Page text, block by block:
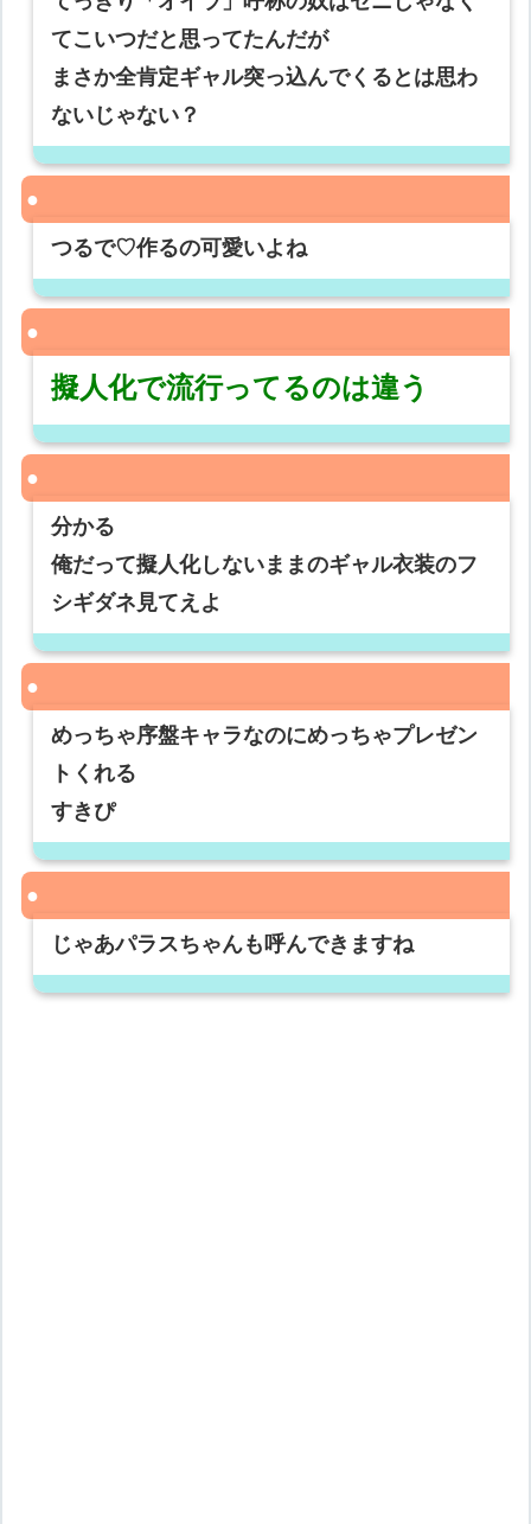
てこいつだと思ってたんだが
まさか全肯定ギャル突っ込んでくるとは思わ
ないじゃない？
つるで♡作るの可愛いよね
擬人化で流行ってるのは違う
分かる
俺だって擬人化しないままのギャル衣装のフ
シギダネ見てえよ
めっちゃ序盤キャラなのにめっちゃプレゼン
トくれる
すきぴ
じゃあパラスちゃんも呼んできますね